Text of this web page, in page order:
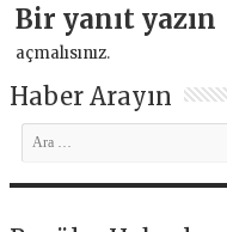
Bir yanıt yazın
açmalısınız.
Haber Arayın